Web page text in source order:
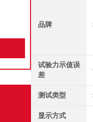
品牌
试验力示值误
差
测试类型
显示方式